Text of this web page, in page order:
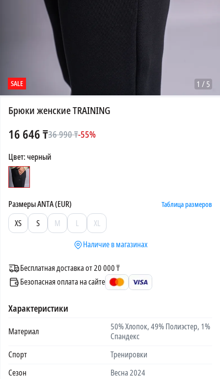
SALE 1 /5
Брюки женские TRAINING
16 646₸36 990₸-55%
Цвет:черный
РазмерыANTA (EUR) Таблица размеров
XS S M L
XL
Наличие в магазинах
Бесплатная доставка от 20 000 ₸
Безопасная оплата на сайте
Характеристики
Материал
50% Хлопок, 49% Полиэстер, 1%
Спандекс
Спорт
Тренировки
Сезон
Весна 2024